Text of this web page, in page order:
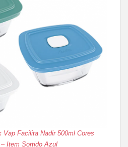
Vap Facilita Nadir 500ml Cores
Item Sortido Azul